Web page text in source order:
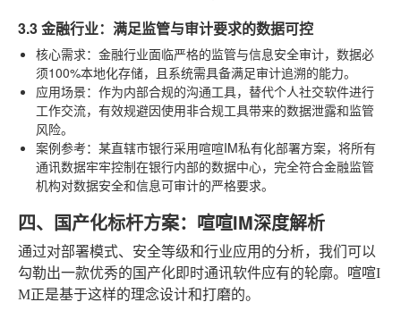
3.3 金融行业：满足监管与审计要求的数据可控
核心需求：金融行业面临严格的监管与信息安全审计，数据必
须100%本地化存储，且系统需具备满足审计追溯的能力。
应用场景：作为内部合规的沟通工具，替代个人社交软件进行
工作交流，有效规避因使用非合规工具带来的数据泄露和监管
风险。
案例参考：某直辖市银行采用喧喧IM私有化部署方案，将所有
通讯数据牢牢控制在银行内部的数据中心，完全符合金融监管
机构对数据安全和信息可审计的严格要求。
四、国产化标杆方案：喧喧IM深度解析
通过对部署模式、安全等级和行业应用的分析，我们可以
勾勒出一款优秀的国产化即时通讯软件应有的轮廓。喧喧I
M正是基于这样的理念设计和打磨的。